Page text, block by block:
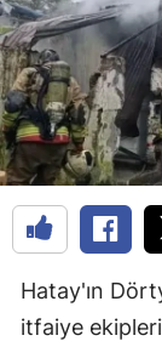
Hatay'ın
itfaiye